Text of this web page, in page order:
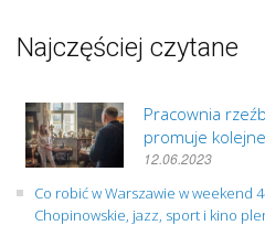
Najczęściej czytane
Pracownia
promuje
12.06.2023
Co robić w Warszawie w weekend
Chopinowskie, jazz, sport i kino